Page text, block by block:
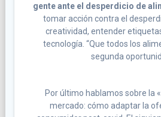
gente ante el desperdicio de
tomar acción contra el
creatividad, entender
tecnología. “Que todos los
segunda
Por último hablamos sobre la
mercado: cómo adaptar la